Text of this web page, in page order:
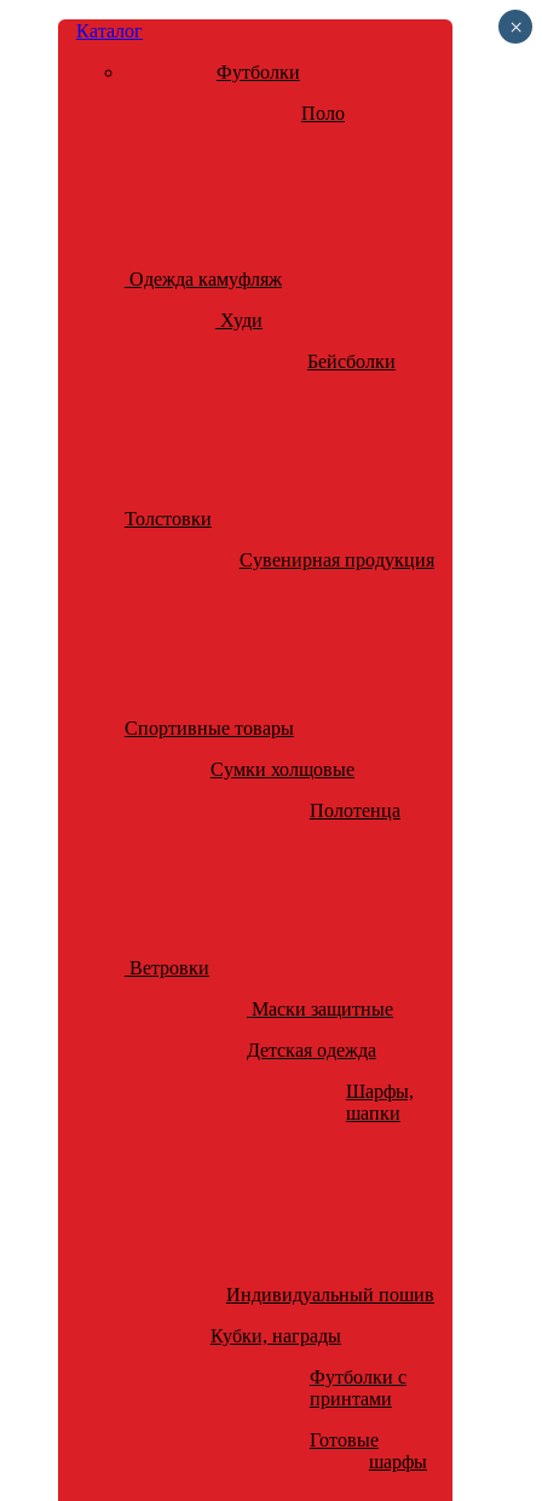
Каталог
Футболки
Поло
Одежда камуфляж
Худи
Бейсболки
Толстовки
Сувенирная продукция
Спортивные товары
Сумки холщовые
Полотенца
Ветровки
Маски защитные
Детская одежда
Шарфы,
шапки
Индивидуальный пошив
Кубки, награды
Футболки с
принтами
Готовые
шарфы
×